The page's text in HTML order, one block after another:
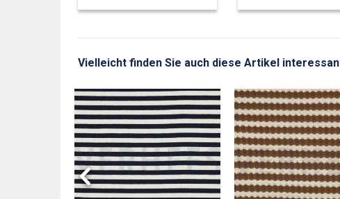
Vielleicht finden Sie auch diese Artikel